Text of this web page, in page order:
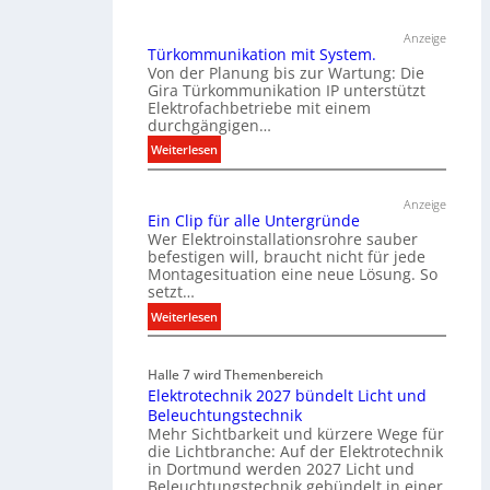
Anzeige
Türkommunikation mit System.
Von der Planung bis zur Wartung: Die
Gira Türkommunikation IP unterstützt
Elektrofachbetriebe mit einem
durchgängigen…
Weiterlesen:
T
r
k
o
m
u
n
k
a
t
i
o
n
Anzeige
Ein Clip für alle Untergründe
Wer Elektroinstallationsrohre sauber
befestigen will, braucht nicht für jede
Montagesituation eine neue Lösung. So
setzt…
Weiterlesen:
E
n
C
l
i
p
f
Halle 7 wird Themenbereich
Elektrotechnik 2027 bündelt Licht und
Beleuchtungstechnik
Mehr Sichtbarkeit und kürzere Wege für
die Lichtbranche: Auf der Elektrotechnik
in Dortmund werden 2027 Licht und